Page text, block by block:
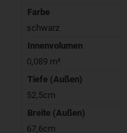
Farbe
schwarz
Innenvolumen
0,089 m³
Tiefe (Außen)
52,5cm
Breite (Außen)
67,6cm